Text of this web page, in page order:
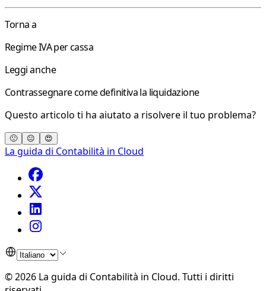
Torna a
Regime IVA per cassa
Leggi anche
Contrassegnare come definitiva la liquidazione
Questo articolo ti ha aiutato a risolvere il tuo problema?
🙁 😐 😍
La guida di Contabilità in Cloud
©2026 La guida di Contabilità in Cloud. Tutti i diritti